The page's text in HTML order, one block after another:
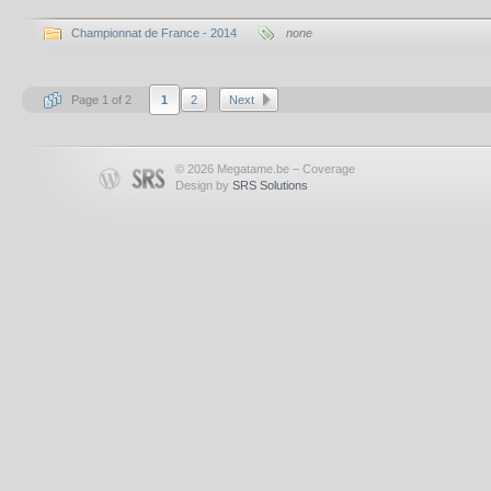
Championnat de France - 2014 none
Page 1 of 2 1 2 Next
© 2026 Megatame.be – Coverage
Design by SRS Solutions